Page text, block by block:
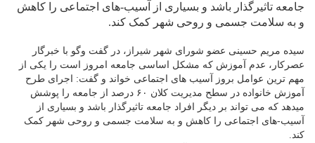
جامعه تاثیرگذار باشد و بسیاری از آسیب-های اجتماعی را کاهش
و به سلامت جسمی و روحی شهر کمک کند.
سیده مریم حسینی عضو شورای شهر شیراز، در گفت وگو با خبرگار
عصرکار، عدم آموزش که مشکل اساسی جامعه امروز است را یکی از
مهم ترین عوامل بروز آسیب های اجتماعی خواند و گفت: اجرای طرح
آموزش خانواده در سطح مدیریت کلان ۶۰ درصد از جامعه را پوشش
میدهد که می تواند بر دیگر افراد جامعه تاثیرگذار باشد و بسیاری از
آسیب-های اجتماعی را کاهش و به سلامت جسمی و روحی شهر کمک
کند.